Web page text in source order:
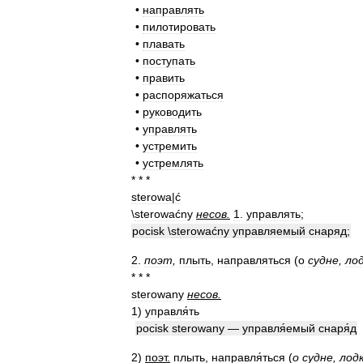
• направлять
• пилотировать
• плавать
• поступать
• править
• распоряжаться
• руководить
• управлять
• устремить
• устремлять
* * *
sterowa|ć
\sterowaćny несов 1 управлять;
pocisk \sterowaćny управляемый снаряд;
2 поэт плыть направляться (о судне
* * *
sterowany несов
1) управля́ть
pocisk sterowany — управля́емый снаря́д
2) поэт. плыть направля́ться (о судне